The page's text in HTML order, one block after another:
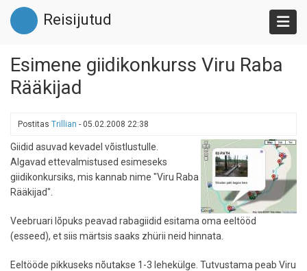
Liigu
edasi
põhisisu
Reisijutud
Esimene giidikonkurss Viru Raba
Rääkijad
Postitas Trillian - 05.02.2008 22:38
Giidid asuvad kevadel võistlustulle.
Algavad ettevalmistused esimeseks
giidikonkursiks, mis kannab nime "Viru Raba
Rääkijad".
Veebruari lõpuks peavad rabagiidid esitama oma eeltööd
(esseed), et siis märtsis saaks zhürii neid hinnata.
Eeltööde pikkuseks nõutakse 1-3 lehekülge. Tutvustama peab Viru